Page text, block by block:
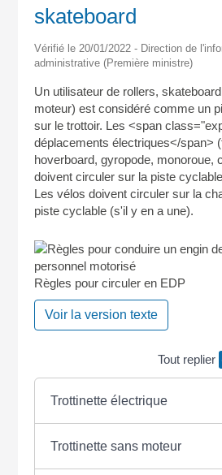
skateboard
Vérifié le 20/01/2022 - Direction de
administrative (Première ministre)
Un utilisateur de rollers,
moteur) est considéré comme un
sur le trottoir. Les <span
déplacements électriques</span>
hoverboard, gyropode, monoroue,
doivent circuler sur la piste
Les vélos doivent circuler sur la
piste cyclable (s'il y en a une).
Règles pour circuler en EDP
Voir la version texte
Tout replier
Trottinette électrique
Trottinette sans moteur